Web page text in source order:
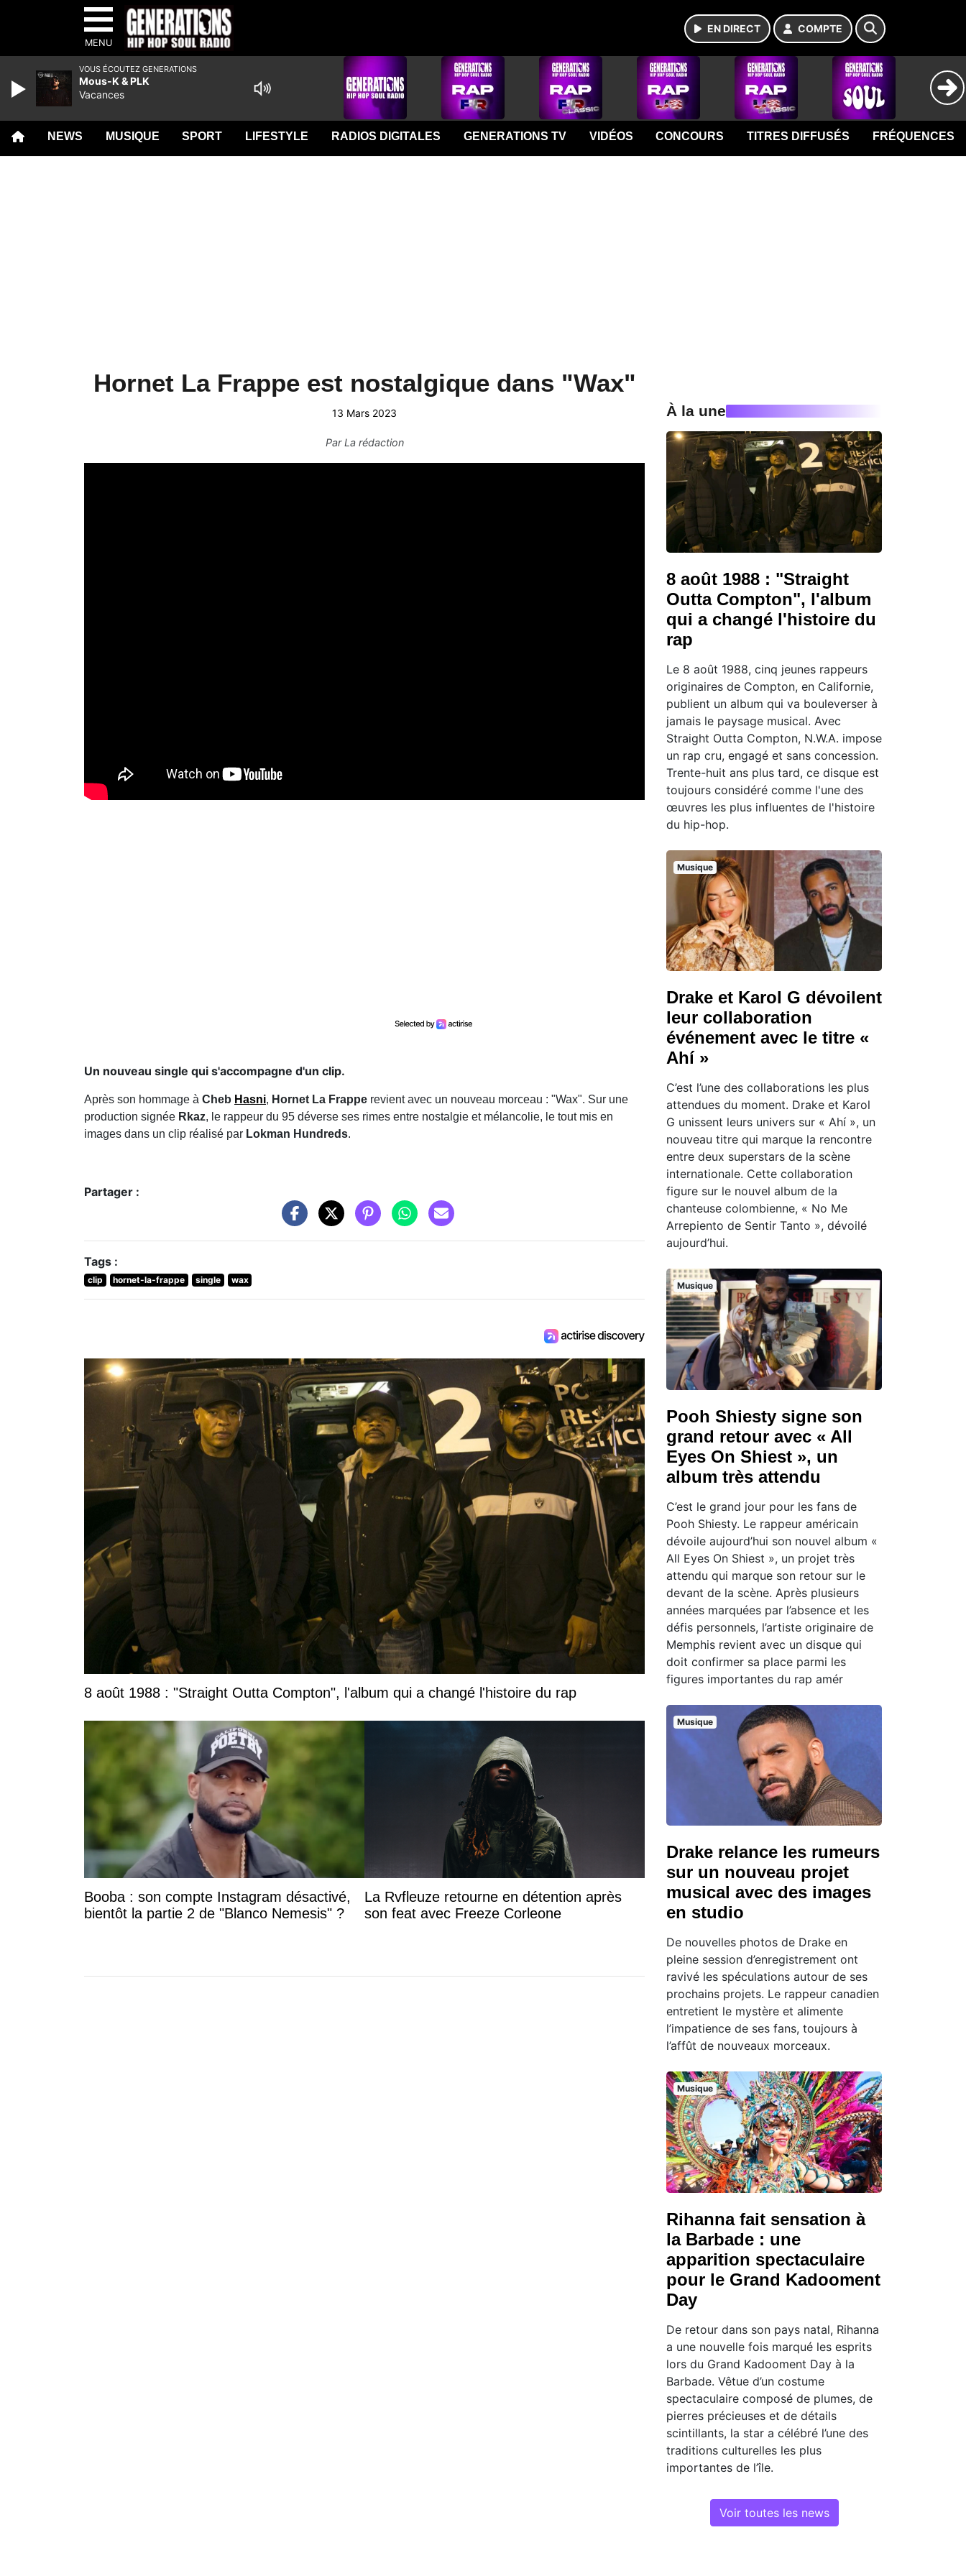
MENU
EN DIRECT COMPTE
NEWS MUSIQUE SPORT LIFESTYLE RADIOS DIGITALES GENERATIONS TV VIDÉOS CONCOURS TITRES DIFFUSÉS FRÉQUENCES
Hornet La Frappe est nostalgique dans "Wax"
13 Mars 2023
ParLa rédaction
Un nouveau single qui s'accompagne d'un clip.
Après son hommage à Cheb Hasni, Hornet La Frappe revient avec un nouveau morceau : "Wax". Sur une
production signée Rkaz, le rappeur du 95 déverse ses rimes entre nostalgie et mélancolie, le tout mis en
images dans un clip réalisé par Lokman Hundreds.
Partager :
Tags :
clip hornet-la-frappe single wax
8 août 1988 : "Straight Outta Compton", l'album qui a changé l'histoire du rap
Booba : son compte Instagram désactivé,
bientôt la partie 2 de "Blanco Nemesis" ?
La Rvfleuze retourne en détention après
son feat avec Freeze Corleone
À la une
8 août 1988 : "Straight
Outta Compton", l'album
qui a changé l'histoire du
rap
Le 8 août 1988, cinq jeunes rappeurs
originaires de Compton, en Californie,
publient un album qui va bouleverser à
jamais le paysage musical. Avec
Straight Outta Compton, N.W.A. impose
un rap cru, engagé et sans concession.
Trente-huit ans plus tard, ce disque est
toujours considéré comme l'une des
œuvres les plus influentes de l'histoire
du hip-hop.
Musique
Drake et Karol G dévoilent
leur collaboration
événement avec le titre «
Ahí »
C’est l’une des collaborations les plus
attendues du moment. Drake et Karol
G unissent leurs univers sur « Ahí », un
nouveau titre qui marque la rencontre
entre deux superstars de la scène
internationale. Cette collaboration
figure sur le nouvel album de la
chanteuse colombienne, « No Me
Arrepiento de Sentir Tanto », dévoilé
aujourd’hui.
Musique
Pooh Shiesty signe son
grand retour avec « All
Eyes On Shiest », un
album très attendu
C’est le grand jour pour les fans de
Pooh Shiesty. Le rappeur américain
dévoile aujourd’hui son nouvel album «
All Eyes On Shiest », un projet très
attendu qui marque son retour sur le
devant de la scène. Après plusieurs
années marquées par l’absence et les
défis personnels, l’artiste originaire de
Memphis revient avec un disque qui
doit confirmer sa place parmi les
figures importantes du rap amér
Musique
Drake relance les rumeurs
sur un nouveau projet
musical avec des images
en studio
De nouvelles photos de Drake en
pleine session d’enregistrement ont
ravivé les spéculations autour de ses
prochains projets. Le rappeur canadien
entretient le mystère et alimente
l’impatience de ses fans, toujours à
l’affût de nouveaux morceaux.
Musique
Rihanna fait sensation à
la Barbade : une
apparition spectaculaire
pour le Grand Kadooment
Day
De retour dans son pays natal, Rihanna
a une nouvelle fois marqué les esprits
lors du Grand Kadooment Day à la
Barbade. Vêtue d’un costume
spectaculaire composé de plumes, de
pierres précieuses et de détails
scintillants, la star a célébré l’une des
traditions culturelles les plus
importantes de l’île.
Voir toutes les news
VOUS ÉCOUTEZ GENERATIONS
Mous-K & PLK
Vacances